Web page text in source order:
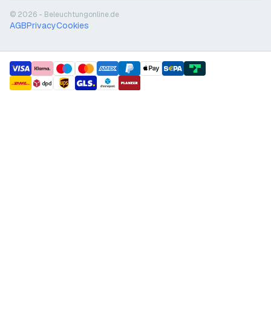
© 2026 - Beleuchtungonline.de
AGBPrivacyCookies
payment methods
shipment methods